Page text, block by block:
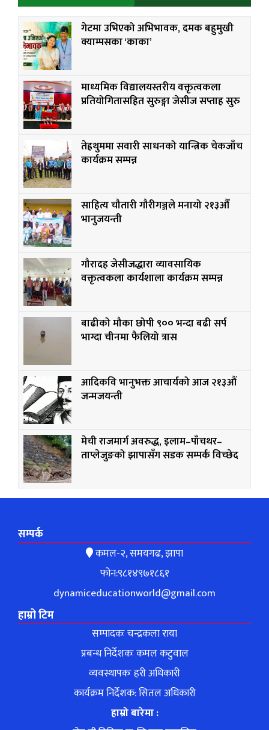
गेटमा उभिएको अभिभावक, दमक बहुमुखी
क्याम्पसका ‘काका’
माध्यमिक विद्यालयस्तरीय वक्तृत्वकला
प्रतियोगितासहित सुरुङ्गा जेसीज सप्ताह सुरु
तेह्रथुममा सवारी साधनको यान्त्रिक चेकजाँच
कार्यक्रम सम्पन्न
साहित्य चौतारी गौरीगञ्जले मनायो २१३औँ
भानुजयन्ती
गौरादह जेसीजद्धारा व्यावसायिक
वक्तृत्वकला कार्यशाला कार्यक्रम सम्पन्न
बाढीको मौका छोपी ९०० भन्दा बढी सर्प
भाग्दा चीनमा फैलियो त्रास
आदिकवि भानुभक्त आचार्यको आज २१३औं
जन्मजयन्ती
मेची राजमार्ग अवरुद्ध, इलाम–पाँचथर–
ताप्लेजुङको झापासँग सडक सम्पर्क विच्छेद
सम्पर्क
कमल-२, समयगढ, झापा
फोन:९८१४९७१८६१
dynamiceducationworld@gmail.com
हाम्रो टिम
सम्पादकः चन्द्रकला राया
प्रबन्ध निर्देशकः कमल कटुवाल
व्यवस्थापकः हरी अधिकारी
कार्यक्रम निर्देशक: सितल अधिकारी
हाम्रो बारेमा :